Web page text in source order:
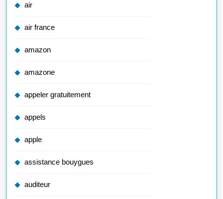
air
air france
amazon
amazone
appeler gratuitement
appels
apple
assistance bouygues
auditeur